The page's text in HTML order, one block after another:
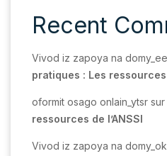
Recent
Vivod iz zapoya na
pratiques : Les ressources
oformit osago onlain_ytsr sur
ressources de l’ANSSI
Vivod iz zapoya na